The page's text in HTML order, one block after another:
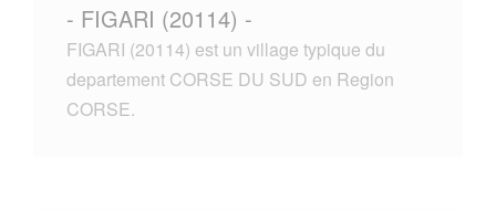
- FIGARI (20114) -
FIGARI (20114) est un village typique du
departement CORSE DU SUD en Region
CORSE.